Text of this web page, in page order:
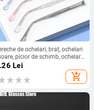
de ochelari, braț, ochelari
picior de schimb, ochelari
repararea picioarelor din
accesorii pentru ochelari,
de reparare a ramei de
Lei
add_shopping_cart